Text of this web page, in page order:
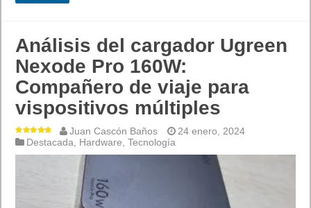
Análisis del cargador Ugreen
Nexode Pro 160W:
Compañero de viaje para
vispositivos múltiples
Juan Cascón Baños
24 enero, 2024
Destacada
Hardware ,Tecnología